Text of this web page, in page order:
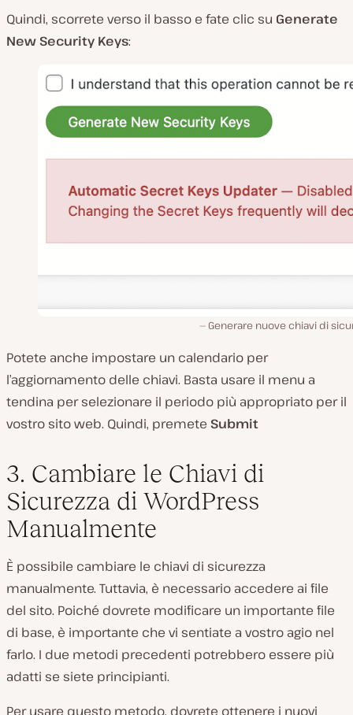
Quindi, scorrete verso il basso e fate clic su Generate
New Security Keys:
Generare nuove chiavi di
Potete anche impostare un calendario per
l’aggiornamento delle chiavi. Basta usare il menu a
tendina per selezionare il periodo più appropriato per il
vostro sito web. Quindi, premete Submit
3. Cambiare le Chiavi di
Sicurezza di WordPress
Manualmente
È possibile cambiare le chiavi di sicurezza
manualmente. Tuttavia, è necessario accedere ai file
del sito. Poiché dovrete modificare un importante file
di base, è importante che vi sentiate a vostro agio nel
farlo. I due metodi precedenti potrebbero essere più
adatti se siete principianti.
Per usare questo metodo, dovrete ottenere i nuovi